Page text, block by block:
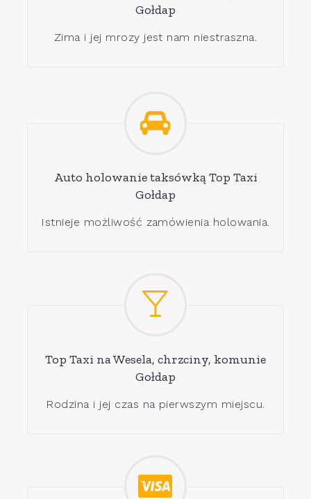
Gołdap
Zima i jej mrozy jest nam niestraszna.
Auto holowanie taksówką Top Taxi
Gołdap
Istnieje możliwość zamówienia holowania.
Top Taxi na Wesela, chrzciny, komunie
Gołdap
Rodzina i jej czas na pierwszym miejscu.